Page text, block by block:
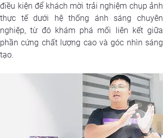
điều kiện để khách mời trải nghiệm chụp ảnh
thực tế dưới hệ thống ánh sáng chuyên
nghiệp, từ đó khám phá mối liên kết giữa
phần cứng chất lượng cao và góc nhìn sáng
tạo.